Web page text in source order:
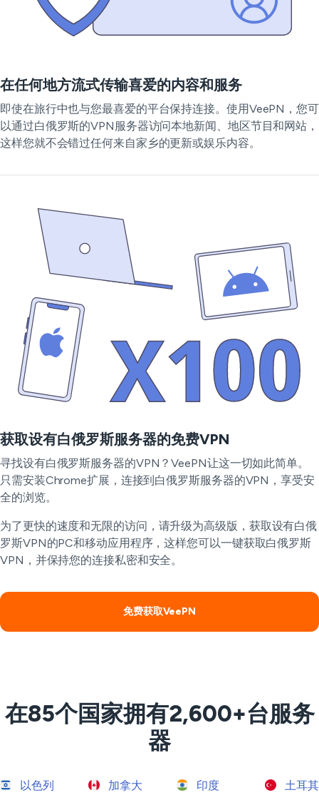
在任何地方流式传输喜爱的内容和服务
即使在旅行中也与您最喜爱的平台保持连接。使用VeePN，您可
以通过白俄罗斯的VPN服务器访问本地新闻、地区节目和网站，
这样您就不会错过任何来自家乡的更新或娱乐内容。
获取设有白俄罗斯服务器的免费VPN
寻找设有白俄罗斯服务器的VPN？VeePN让这一切如此简单。
只需安装Chrome扩展，连接到白俄罗斯服务器的VPN，享受安
全的浏览。
为了更快的速度和无限的访问，请升级为高级版，获取设有白俄
罗斯VPN的PC和移动应用程序，这样您可以一键获取白俄罗斯
VPN，并保持您的连接私密和安全。
免费获取VeePN
在85个国家拥有2,600+台服务
器
以色列 加拿大 印度 土耳其